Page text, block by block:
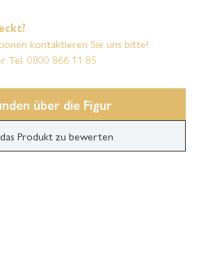
kontaktieren Sie uns bitte!
Tel. 0800 866 11 85
über die Figur
Produkt zu bewerten